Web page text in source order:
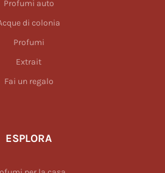
Profumi auto
di colonia
Profumi
Extrait
Fai un regalo
ESPLORA